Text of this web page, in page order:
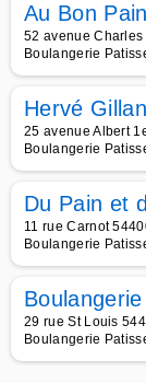
Au Bon Pain
52 avenue
Boulangerie
Hervé
25 avenue Albert
Boulangerie
Du Pain et
11 rue Carnot
Boulangerie
29 rue St Louis
Boulangerie